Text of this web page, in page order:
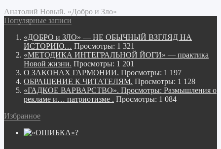
Анатолий Новый. «Добро и Зло»
Популярные записи
«ДОБРО и ЗЛО» — НЕ ОБЫЧНЫЙ ВЗГЛЯД НА
ИСТОРИЮ… Просмотры: 1 321
«МЕТОДИКА ИНТЕГРАЛЬНОЙ ЙОГИ» — практика
Новой жизни. Просмотры: 1 201
О ЗАКОНАХ ГАРМОНИИ. Просмотры: 1 197
ОБРАЩЕНИЕ К ЧИТАТЕЛЯМ. Просмотры: 1 128
«ГАДКОЕ ВАРВАРСТВО». Просмотры: Размышления о
рекламе и… патриотизме . Просмотры: 1 084
Избранное